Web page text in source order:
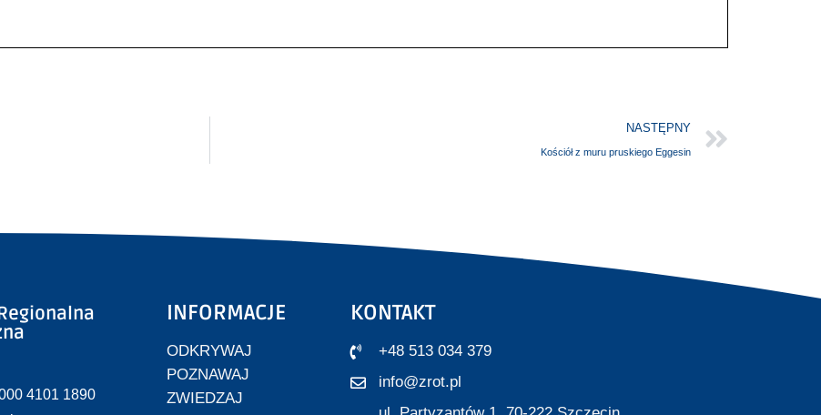
NASTĘPNY
Kościół z muru pruskiego Eggesin
4101 1890
INFORMACJE
ODKRYWAJ
POZNAWAJ
ZWIEDZAJ
KONTAKT
+48 513 034 379
info@zrot.pl